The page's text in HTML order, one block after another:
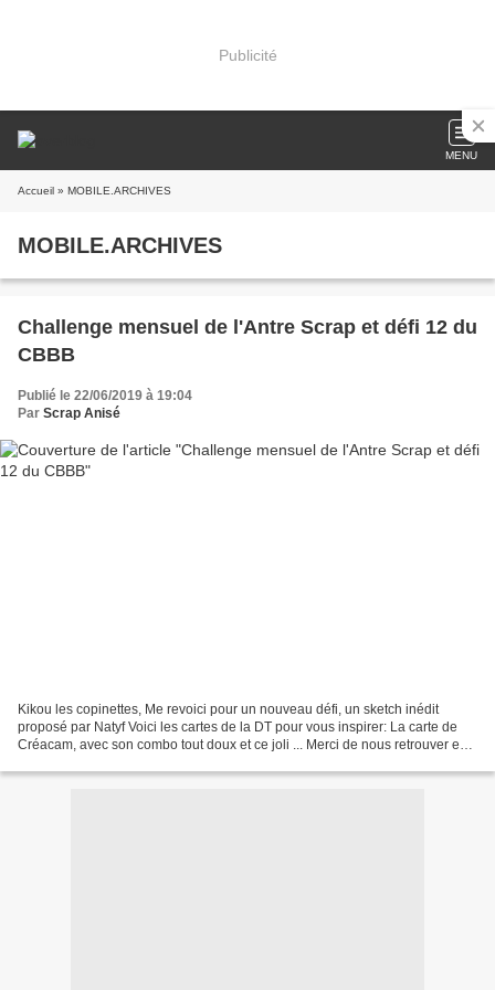
Publicité
MENU
Accueil » MOBILE.ARCHIVES
MOBILE.ARCHIVES
Challenge mensuel de l'Antre Scrap et défi 12 du
CBBB
Publié le 22/06/2019 à 19:04
Par Scrap Anisé
Kikou les copinettes, Me revoici pour un nouveau défi, un sketch inédit
proposé par Natyf Voici les cartes de la DT pour vous inspirer: La carte de
Créacam, avec son combo tout doux et ce joli ... Merci de nous retrouver en